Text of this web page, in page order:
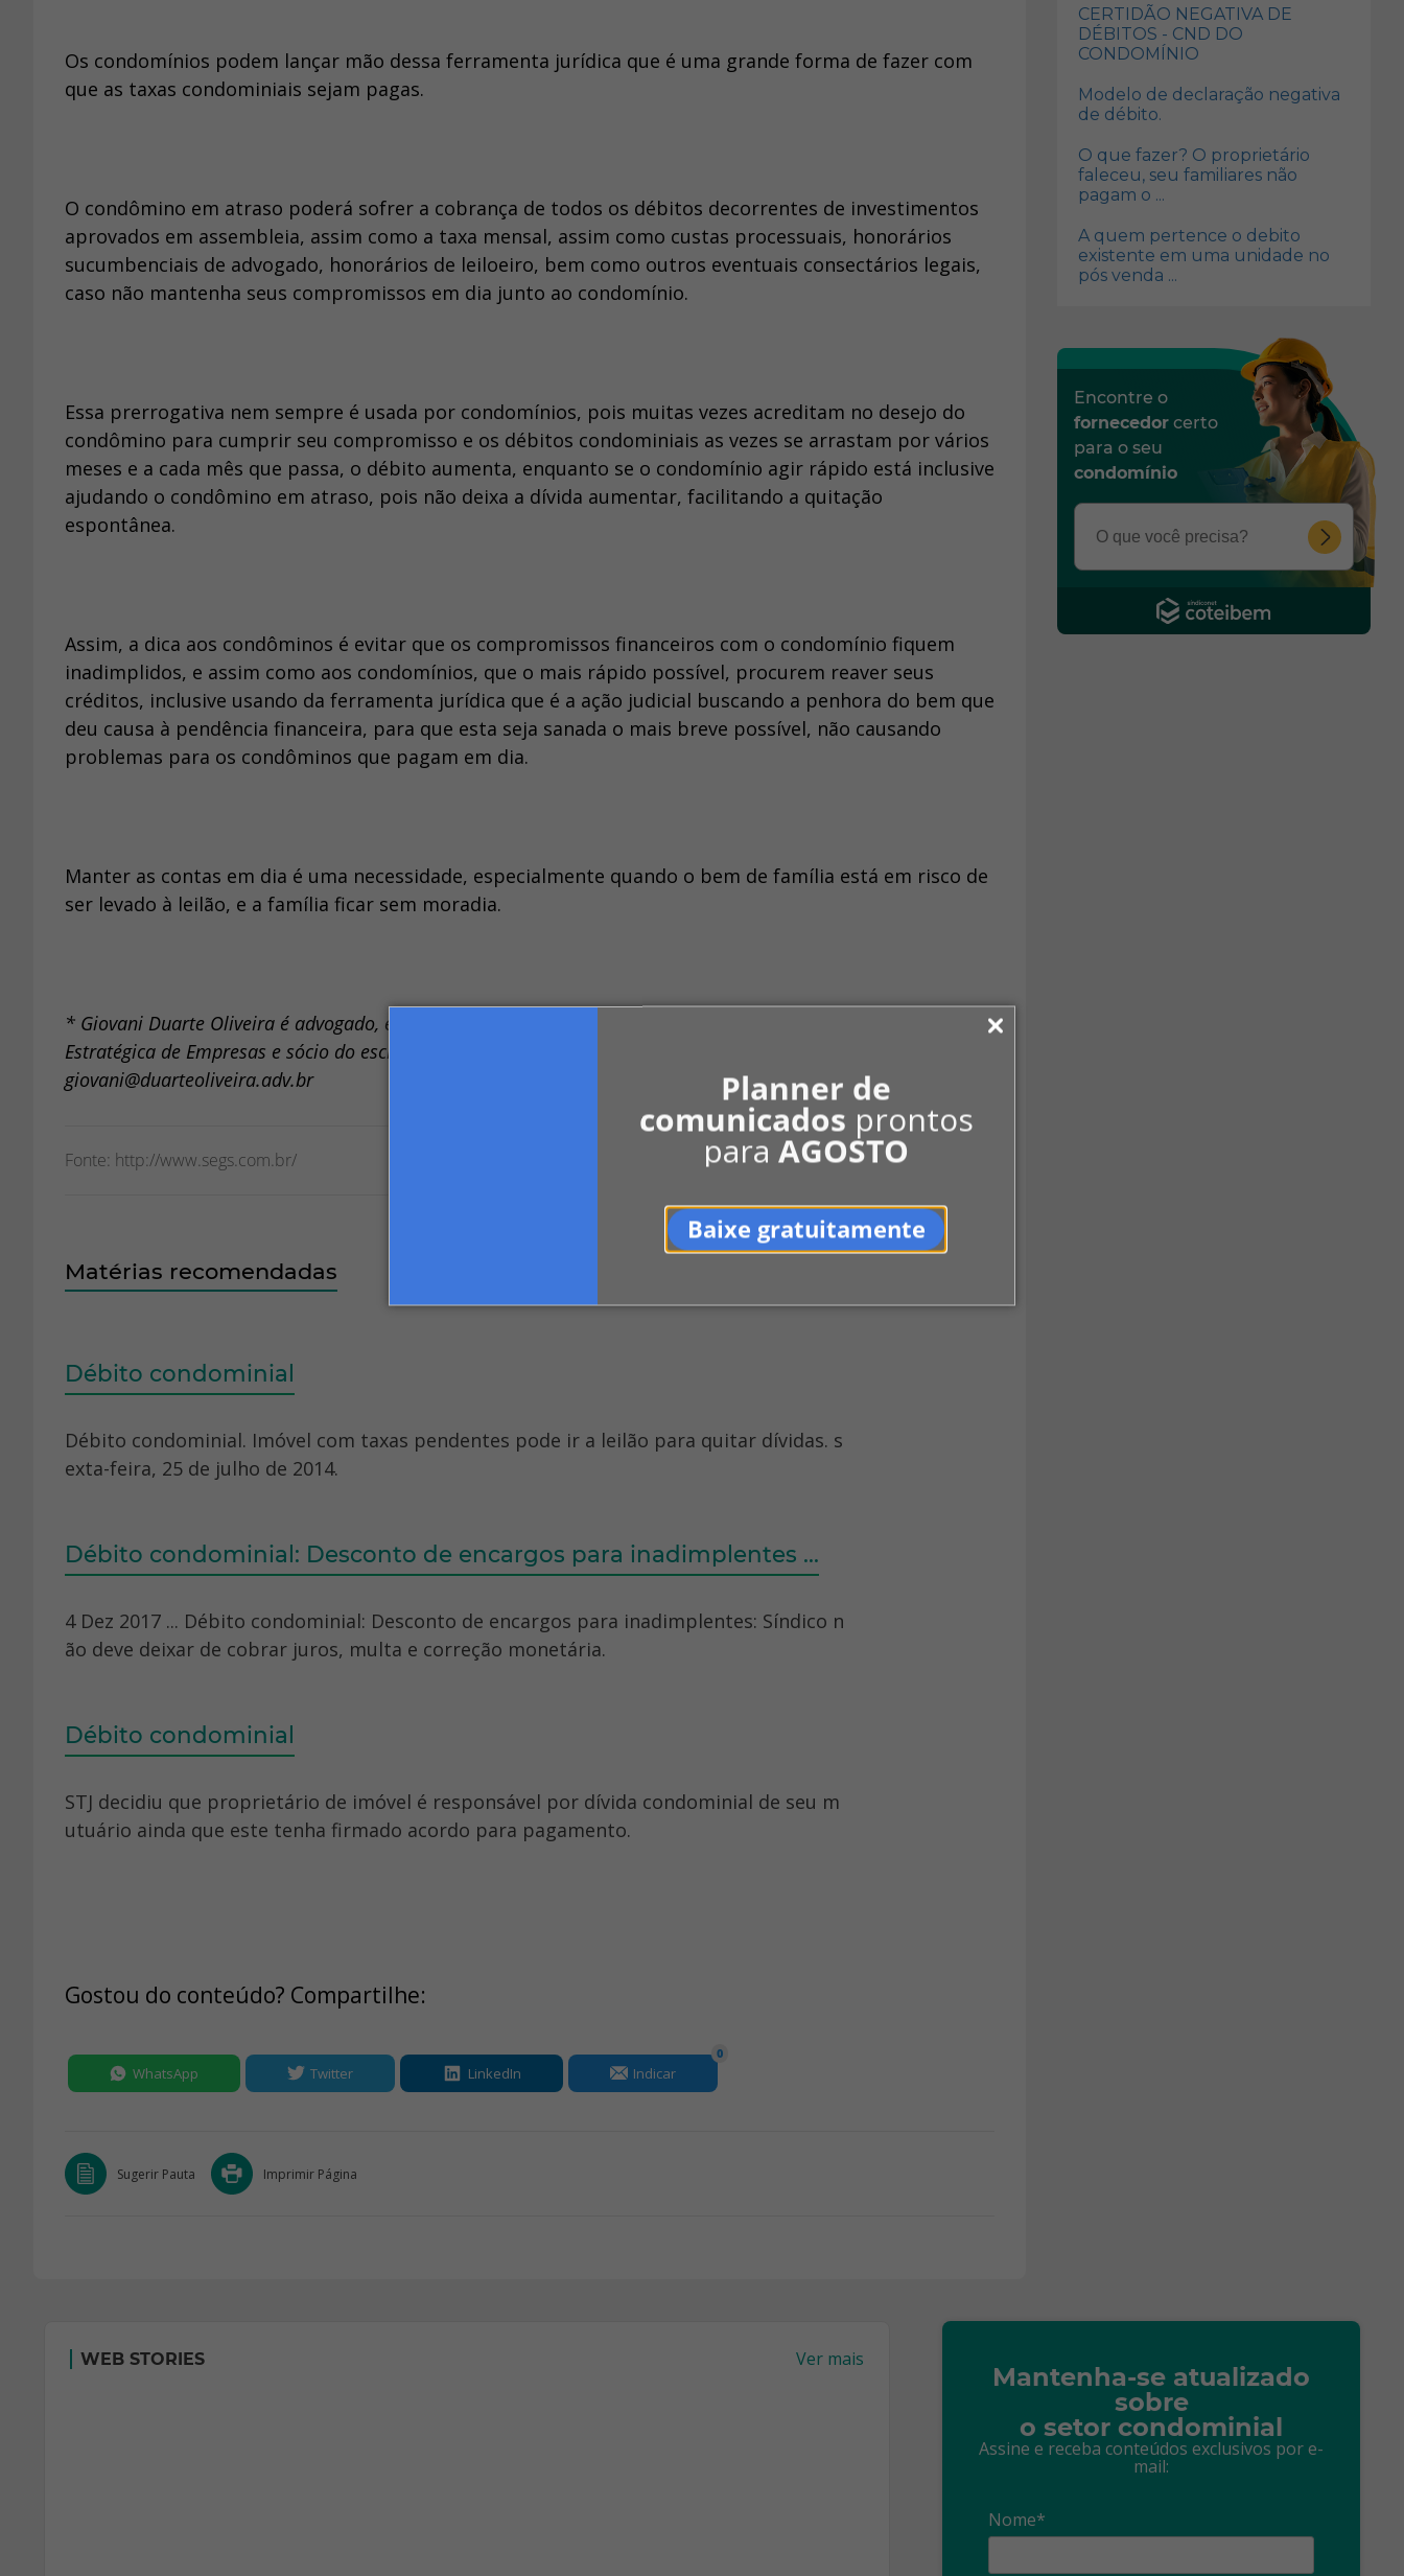
Planner de
comunicados prontos
paraAGOSTO
Baixe gratuitamente
Os condomínios podem lançar mão dessa ferramenta jurídica que é uma grande forma de fazer com
que as taxas condominiais sejam pagas.
O condômino em atraso poderá sofrer a cobrança de todos os débitos decorrentes de investimentos
aprovados em assembleia, assim como a taxa mensal, assim como custas processuais, honorários
sucumbenciais de advogado, honorários de leiloeiro, bem como outros eventuais consectários legais,
caso não mantenha seus compromissos em dia junto ao condomínio.
Essa prerrogativa nem sempre é usada por condomínios, pois muitas vezes acreditam no desejo do
condômino para cumprir seu compromisso e os débitos condominiais as vezes se arrastam por vários
meses e a cada mês que passa, o débito aumenta, enquanto se o condomínio agir rápido está inclusive
ajudando o condômino em atraso, pois não deixa a dívida aumentar, facilitando a quitação
espontânea.
Assim, a dica aos condôminos é evitar que os compromissos financeiros com o condomínio fiquem
inadimplidos, e assim como aos condomínios, que o mais rápido possível, procurem reaver seus
créditos, inclusive usando da ferramenta jurídica que é a ação judicial buscando a penhora do bem que
deu causa à pendência financeira, para que esta seja sanada o mais breve possível, não causando
problemas para os condôminos que pagam em dia.
Manter as contas em dia é uma necessidade, especialmente quando o bem de família está em risco de
ser levado à leilão, e a família ficar sem moradia.
* Giovani Duarte Oliveira é advogado, especialista em Direito Processual Civil, especialista em Gestão
Estratégica de Empresas e sócio do escritório Giovani Duarte Oliveira Advogados Associados –
giovani@duarteoliveira.adv.br
Fonte: http://www.segs.com.br/
Matérias recomendadas
Débito condominial
Débito condominial. Imóvel com taxas pendentes pode ir a leilão para quitar dívidas. s
exta-feira, 25 de julho de 2014.
Débito condominial: Desconto de encargos para inadimplentes ...
4 Dez 2017 ... Débito condominial: Desconto de encargos para inadimplentes: Síndico n
ão deve deixar de cobrar juros, multa e correção monetária.
Débito condominial
STJ decidiu que proprietário de imóvel é responsável por dívida condominial de seu m
utuário ainda que este tenha firmado acordo para pagamento.
Gostou do conteúdo? Compartilhe:
WhatsApp Twitter LinkedIn Indicar
0
Sugerir Pauta Imprimir Página
CERTIDÃO NEGATIVA DE
DÉBITOS - CND DO
CONDOMÍNIO
Modelo de declaração negativa
de débito.
O que fazer? O proprietário
faleceu, seu familiares não
pagam o ...
A quem pertence o debito
existente em uma unidade no
pós venda ...
Encontre o
fornecedor certo
para o seu
condomínio
WEB STORIES Ver mais
Mantenha-se atualizado
sobre
o setor condominial
Assine e receba conteúdos exclusivos por e-
mail:
Nome*